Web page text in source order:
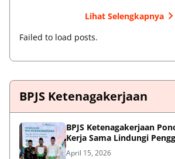
Lihat Selengkapnya
Failed to load posts.
BPJS Ketenagakerjaan
BPJS Ketenagakerjaan
Kerja Sama Lindungi
April 15, 2026